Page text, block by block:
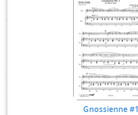
Gnossienne #1